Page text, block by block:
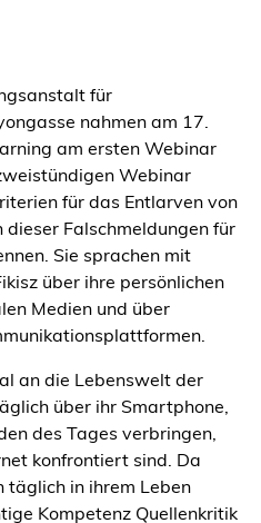
für
nahmen am 17.
am ersten Webinar
Webinar
für das Entlarven von
dieser Falschmeldungen für
Sie sprachen mit
über ihre persönlichen
Medien und über
an die Lebenswelt der
über ihr Smartphone,
des Tages verbringen,
konfrontiert sind. Da
täglich in ihrem Leben
Kompetenz Quellenkritik